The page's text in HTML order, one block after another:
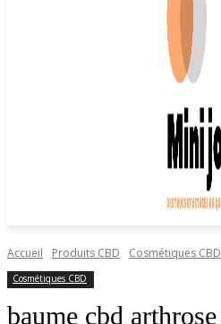
Accueil Produits CBD Cosmétiques CBD
Cosmétiques CBD
baume cbd arthrose